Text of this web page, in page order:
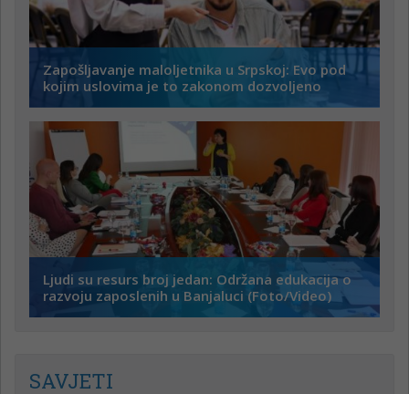
Zapošljavanje maloljetnika u Srpskoj: Evo pod
kojim uslovima je to zakonom dozvoljeno
Ljudi su resurs broj jedan: Održana edukacija o
razvoju zaposlenih u Banjaluci (Foto/Video)
SAVJETI